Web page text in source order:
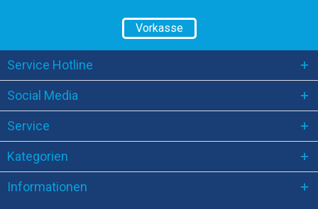
Vorkasse
Service Hotline
Social Media
Service
Kategorien
Informationen